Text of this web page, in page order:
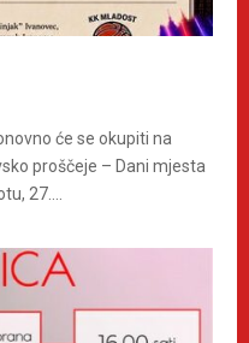
će se okupiti na
proščeje – Dani mjesta
27....